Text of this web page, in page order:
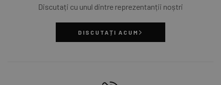
Discutați cu unul dintre reprezentanții noștri
DISCUTAȚI ACUM